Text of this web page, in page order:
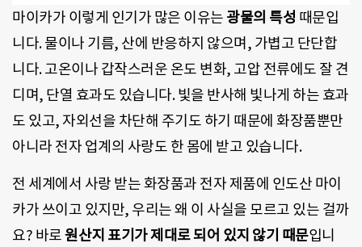
마이카가 이렇게 인기가 많은 이유는 광물의 특성 때문입
니다. 물이나 기름, 산에 반응하지 않으며, 가볍고 단단합
니다. 고온이나 갑작스러운 온도 변화, 고압 전류에도 잘 견
디며, 단열 효과도 있습니다. 빛을 반사해 빛나게 하는 효과
도 있고, 자외선을 차단해 주기도 하기 때문에 화장품뿐만
아니라 전자 업계의 사랑도 한 몸에 받고 있습니다.
전 세계에서 사랑 받는 화장품과 전자 제품에 인도산 마이
카가 쓰이고 있지만, 우리는 왜 이 사실을 모르고 있는 걸까
요? 바로원산지 표기가 제대로 되어 있지 않기 때문입니